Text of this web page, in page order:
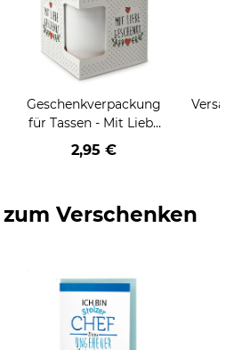
Geschenkverpackung
für Tassen - Mit Liebe
geschenkt
2,95 €
Verschenken